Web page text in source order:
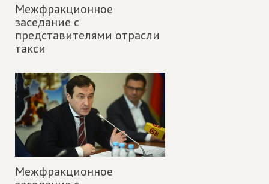
Межфракционное
заседание с
представителями отрасли
такси
Межфракционное